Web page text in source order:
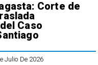
Corte de
Caso
Julio De 2026